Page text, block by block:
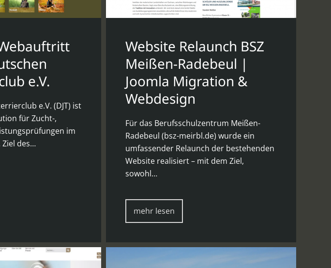
e.V.
e.V. (DJT) ist
für Zucht-,
im
Ziel des…
Website Relaunch BSZ
Meißen-Radebeul |
Joomla Migration &
Webdesign
Für das Berufsschulzentrum Meißen-
Radebeul (bsz-meirbl.de) wurde ein
umfassender Relaunch der bestehenden
Website realisiert – mit dem Ziel,
sowohl…
mehr lesen